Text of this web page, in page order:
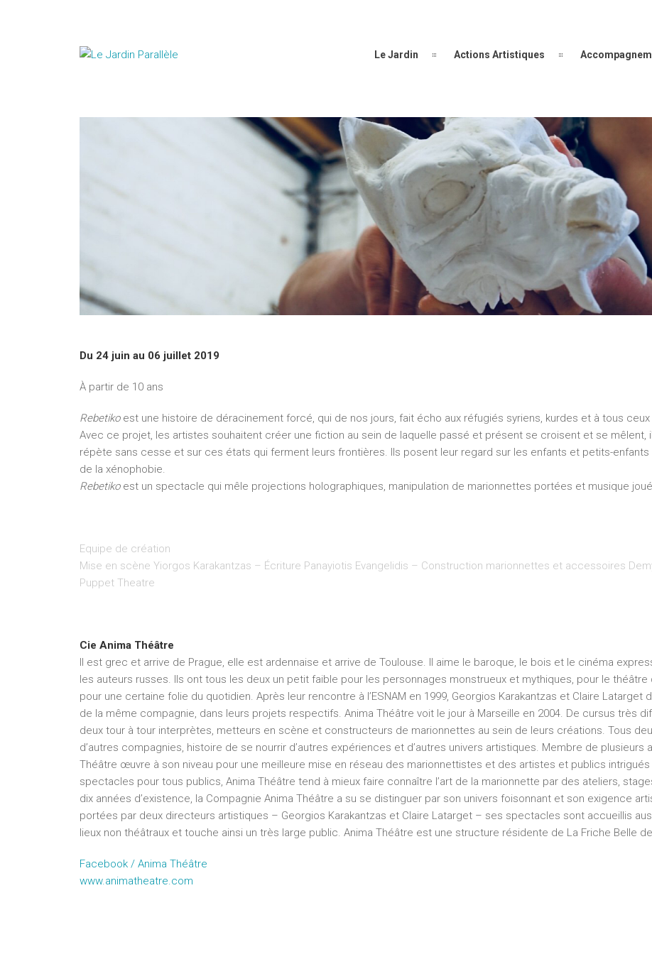
Le Jardin Actions Artistiques
Du 24 juin au 06 juillet 2019
À partir de 10 ans
Rebetikoest une histoire de déracinement forcé, qui de nos jours, fait écho aux réfugiés syriens, kurdes et à tous
Avec ce projet, les artistes souhaitent créer une fiction au sein de laquelle passé et présent se croisent et se mêlent,
répète sans cesse et sur ces états qui ferment leurs frontières. Ils posent leur regard sur les enfants et petits-
de la xénophobie.
Rebetikoest un spectacle qui mêle projections holographiques, manipulation de marionnettes portées et musique
Equipe de création
Mise en scène Yiorgos Karakantzas – Écriture Panayiotis Evangelidis – Construction marionnettes et accessoires
Puppet Theatre
Cie Anima Théâtre
Il est grec et arrive de Prague, elle est ardennaise et arrive de Toulouse. Il aime le baroque, le bois et le cinéma
les auteurs russes. Ils ont tous les deux un petit faible pour les personnages monstrueux et mythiques, pour le
pour une certaine folie du quotidien. Après leur rencontre à l’ESNAM en 1999, Georgios Karakantzas et Claire
de la même compagnie, dans leurs projets respectifs. Anima Théâtre voit le jour à Marseille en 2004. De cursus très
deux tour à tour interprètes, metteurs en scène et constructeurs de marionnettes au sein de leurs créations. Tous
d’autres compagnies, histoire de se nourrir d’autres expériences et d’autres univers artistiques. Membre de plusieurs
Théâtre œuvre à son niveau pour une meilleure mise en réseau des marionnettistes et des artistes et publics
spectacles pour tous publics, Anima Théâtre tend à mieux faire connaître l’art de la marionnette par des ateliers,
dix années d’existence, la Compagnie Anima Théâtre a su se distinguer par son univers foisonnant et son exigence
portées par deux directeurs artistiques – Georgios Karakantzas et Claire Latarget – ses spectacles sont accueillis
lieux non théâtraux et touche ainsi un très large public. Anima Théâtre est une structure résidente de La Friche Belle
Facebook / Anima Théâtre
www.animatheatre.com